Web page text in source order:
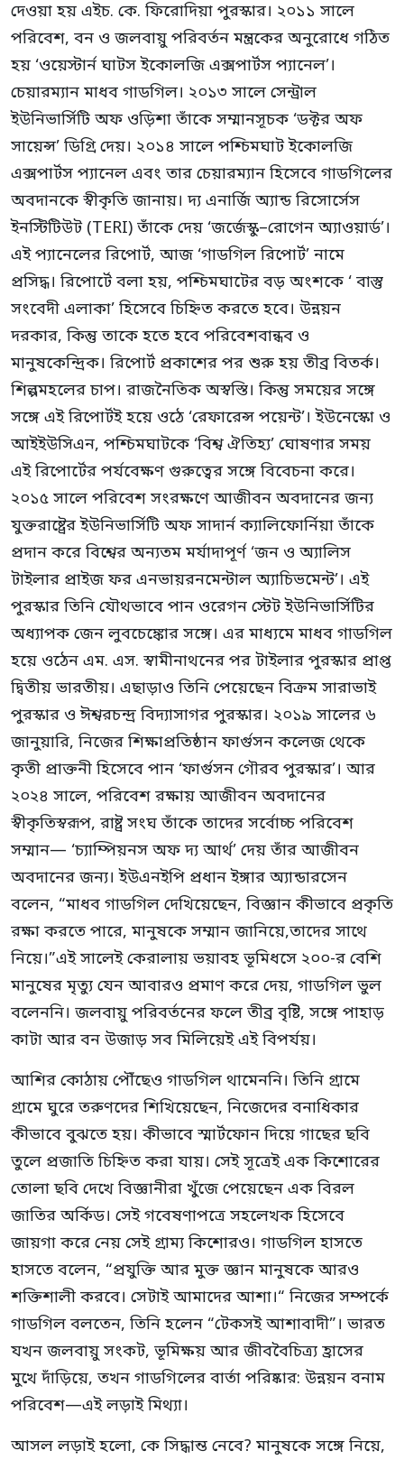
দেওয়া হয় এইচ. কে. ফিরোদিয়া পুরস্কার। ২০১১ সালে
পরিবেশ, বন ও জলবায়ু পরিবর্তন মন্ত্রকের অনুরোধে গঠিত
হয় ‘ওয়েস্টার্ন ঘাটস ইকোলজি এক্সপার্টস প্যানেল’।
চেয়ারম্যান মাধব গাডগিল। ২০১৩ সালে সেন্ট্রাল
ইউনিভার্সিটি অফ ওড়িশা তাঁকে সম্মানসূচক ‘ডক্টর অফ
সায়েন্স’ ডিগ্রি দেয়। ২০১৪ সালে পশ্চিমঘাট ইকোলজি
এক্সপার্টস প্যানেল এবং তার চেয়ারম্যান হিসেবে গাডগিলের
অবদানকে স্বীকৃতি জানায়। দ্য এনার্জি অ্যান্ড রিসোর্সেস
ইনস্টিটিউট (TERI) তাঁকে দেয় ‘জর্জেস্কু–রোগেন অ্যাওয়ার্ড’।
এই প্যানেলের রিপোর্ট, আজ ‘গাডগিল রিপোর্ট’ নামে
প্রসিদ্ধ। রিপোর্টে বলা হয়, পশ্চিমঘাটের বড় অংশকে ‘ বাস্তু
সংবেদী এলাকা’ হিসেবে চিহ্নিত করতে হবে। উন্নয়ন
দরকার, কিন্তু তাকে হতে হবে পরিবেশবান্ধব ও
মানুষকেন্দ্রিক। রিপোর্ট প্রকাশের পর শুরু হয় তীব্র বিতর্ক।
শিল্পমহলের চাপ। রাজনৈতিক অস্বস্তি। কিন্তু সময়ের সঙ্গে
সঙ্গে এই রিপোর্টই হয়ে ওঠে ‘রেফারেন্স পয়েন্ট’। ইউনেস্কো ও
আইইউসিএন, পশ্চিমঘাটকে ‘বিশ্ব ঐতিহ্য’ ঘোষণার সময়
এই রিপোর্টের পর্যবেক্ষণ গুরুত্বের সঙ্গে বিবেচনা করে।
২০১৫ সালে পরিবেশ সংরক্ষণে আজীবন অবদানের জন্য
যুক্তরাষ্ট্রের ইউনিভার্সিটি অফ সাদার্ন ক্যালিফোর্নিয়া তাঁকে
প্রদান করে বিশ্বের অন্যতম মর্যাদাপূর্ণ ‘জন ও অ্যালিস
টাইলার প্রাইজ ফর এনভায়রনমেন্টাল অ্যাচিভমেন্ট’। এই
পুরস্কার তিনি যৌথভাবে পান ওরেগন স্টেট ইউনিভার্সিটির
অধ্যাপক জেন লুবচেঙ্কোর সঙ্গে। এর মাধ্যমে মাধব গাডগিল
হয়ে ওঠেন এম. এস. স্বামীনাথনের পর টাইলার পুরস্কার প্রাপ্ত
দ্বিতীয় ভারতীয়। এছাড়াও তিনি পেয়েছেন বিক্রম সারাভাই
পুরস্কার ও ঈশ্বরচন্দ্র বিদ্যাসাগর পুরস্কার। ২০১৯ সালের ৬
জানুয়ারি, নিজের শিক্ষাপ্রতিষ্ঠান ফার্গুসন কলেজ থেকে
কৃতী প্রাক্তনী হিসেবে পান ‘ফার্গুসন গৌরব পুরস্কার’। আর
২০২৪ সালে, পরিবেশ রক্ষায় আজীবন অবদানের
স্বীকৃতিস্বরূপ, রাষ্ট্র সংঘ তাঁকে তাদের সর্বোচ্চ পরিবেশ
সম্মান— ‘চ্যাম্পিয়নস অফ দ্য আর্থ’ দেয় তাঁর আজীবন
অবদানের জন্য। ইউএনইপি প্রধান ইঙ্গার অ্যান্ডারসেন
বলেন, “মাধব গাডগিল দেখিয়েছেন, বিজ্ঞান কীভাবে প্রকৃতি
রক্ষা করতে পারে, মানুষকে সম্মান জানিয়ে,তাদের সাথে
নিয়ে।”এই সালেই কেরালায় ভয়াবহ ভূমিধসে ২০০-র বেশি
মানুষের মৃত্যু যেন আবারও প্রমাণ করে দেয়, গাডগিল ভুল
বলেননি। জলবায়ু পরিবর্তনের ফলে তীব্র বৃষ্টি, সঙ্গে পাহাড়
কাটা আর বন উজাড় সব মিলিয়েই এই বিপর্যয়।
আশির কোঠায় পৌঁছেও গাডগিল থামেননি। তিনি গ্রামে
গ্রামে ঘুরে তরুণদের শিখিয়েছেন, নিজেদের বনাধিকার
কীভাবে বুঝতে হয়। কীভাবে স্মার্টফোন দিয়ে গাছের ছবি
তুলে প্রজাতি চিহ্নিত করা যায়। সেই সূত্রেই এক কিশোরের
তোলা ছবি দেখে বিজ্ঞানীরা খুঁজে পেয়েছেন এক বিরল
জাতির অর্কিড। সেই গবেষণাপত্রে সহলেখক হিসেবে
জায়গা করে নেয় সেই গ্রাম্য কিশোরও। গাডগিল হাসতে
হাসতে বলেন, “প্রযুক্তি আর মুক্ত জ্ঞান মানুষকে আরও
শক্তিশালী করবে। সেটাই আমাদের আশা।“ নিজের সম্পর্কে
গাডগিল বলতেন, তিনি হলেন “টেকসই আশাবাদী”। ভারত
যখন জলবায়ু সংকট, ভূমিক্ষয় আর জীববৈচিত্র্য হ্রাসের
মুখে দাঁড়িয়ে, তখন গাডগিলের বার্তা পরিষ্কার: উন্নয়ন বনাম
পরিবেশ—এই লড়াই মিথ্যা।
আসল লড়াই হলো, কে সিদ্ধান্ত নেবে? মানুষকে সঙ্গে নিয়ে,